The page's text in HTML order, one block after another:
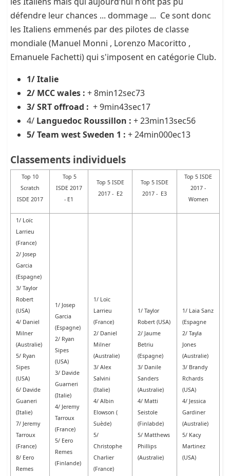
défendre leur chances ... dommage ... Ce sont donc
les Italiens emmenés par des pilotes de classe
mondiale (Manuel Monni , Lorenzo Macoritto ,
Emanuele Fachetti) qui s'imposent en catégorie Club.
1/ Italie
2/ MCC wales : + 8min12sec73
3/ SRT offroad : + 9min43sec17
4/ Languedoc Roussillon : + 23min13sec56
5/ Team west Sweden 1 : + 24min000ec13
Classements individuels
Top 10
Scratch
ISDE 2017
Top 5
ISDE 2017
- E1
Top 5 ISDE
2017 - E2
Top 5 ISDE
2017 - E3
Top 5 ISDE
2017 -
Women
1/ Loïc
Larrieu
(France)
2/ Josep
Garcia
(Espagne)
3/ Taylor
Robert
(USA)
4/ Daniel
Milner
(Australie)
5/ Ryan
Sipes
(USA)
6/ Davide
Guaneri
(Italie)
7/ Jeremy
Tarroux
(France)
8/ Eero
Remes
1/ Josep
Garcia
(Espagne)
2/ Ryan
Sipes
(USA)
3/ Davide
Guarneri
(Italie)
4/ Jeremy
Tarroux
(France)
5/ Eero
Remes
(Finlande)
1/ Loïc
Larrieu
(France)
2/ Daniel
Milner
(Australie)
3/ Alex
Salvini
(Italie)
4/ Albin
Elowson (
Suède)
5/
Christophe
Charlier
(France)
1/ Taylor
Robert (USA)
2/ Jaume
Betriu
(Espagne)
3/ Danile
Sanders
(Australie)
4/ Matti
Seistole
(Finlabde)
5/ Matthews
Phillips
(Australie)
1/ Laia Sanz
(Espagne
2/ Tayla
Jones
(Australie)
3/ Brandy
Rchards
(USA)
4/ Jessica
Gardiner
(Australie)
5/ Kacy
Martinez
(USA)